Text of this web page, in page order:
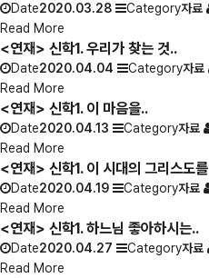
Date2020.03.28 Category자료
Read More
<연재> 신학1. 우리가 찾는 것..
Date2020.04.04 Category자료
Read More
<연재> 신학1. 이 마음을..
Date2020.04.13 Category자료
Read More
<연재> 신학1. 이 시대의 그리스도를
Date2020.04.19 Category자료
Read More
<연재> 신학1. 하느님 좋아하시는..
Date2020.04.27 Category자료
Read More